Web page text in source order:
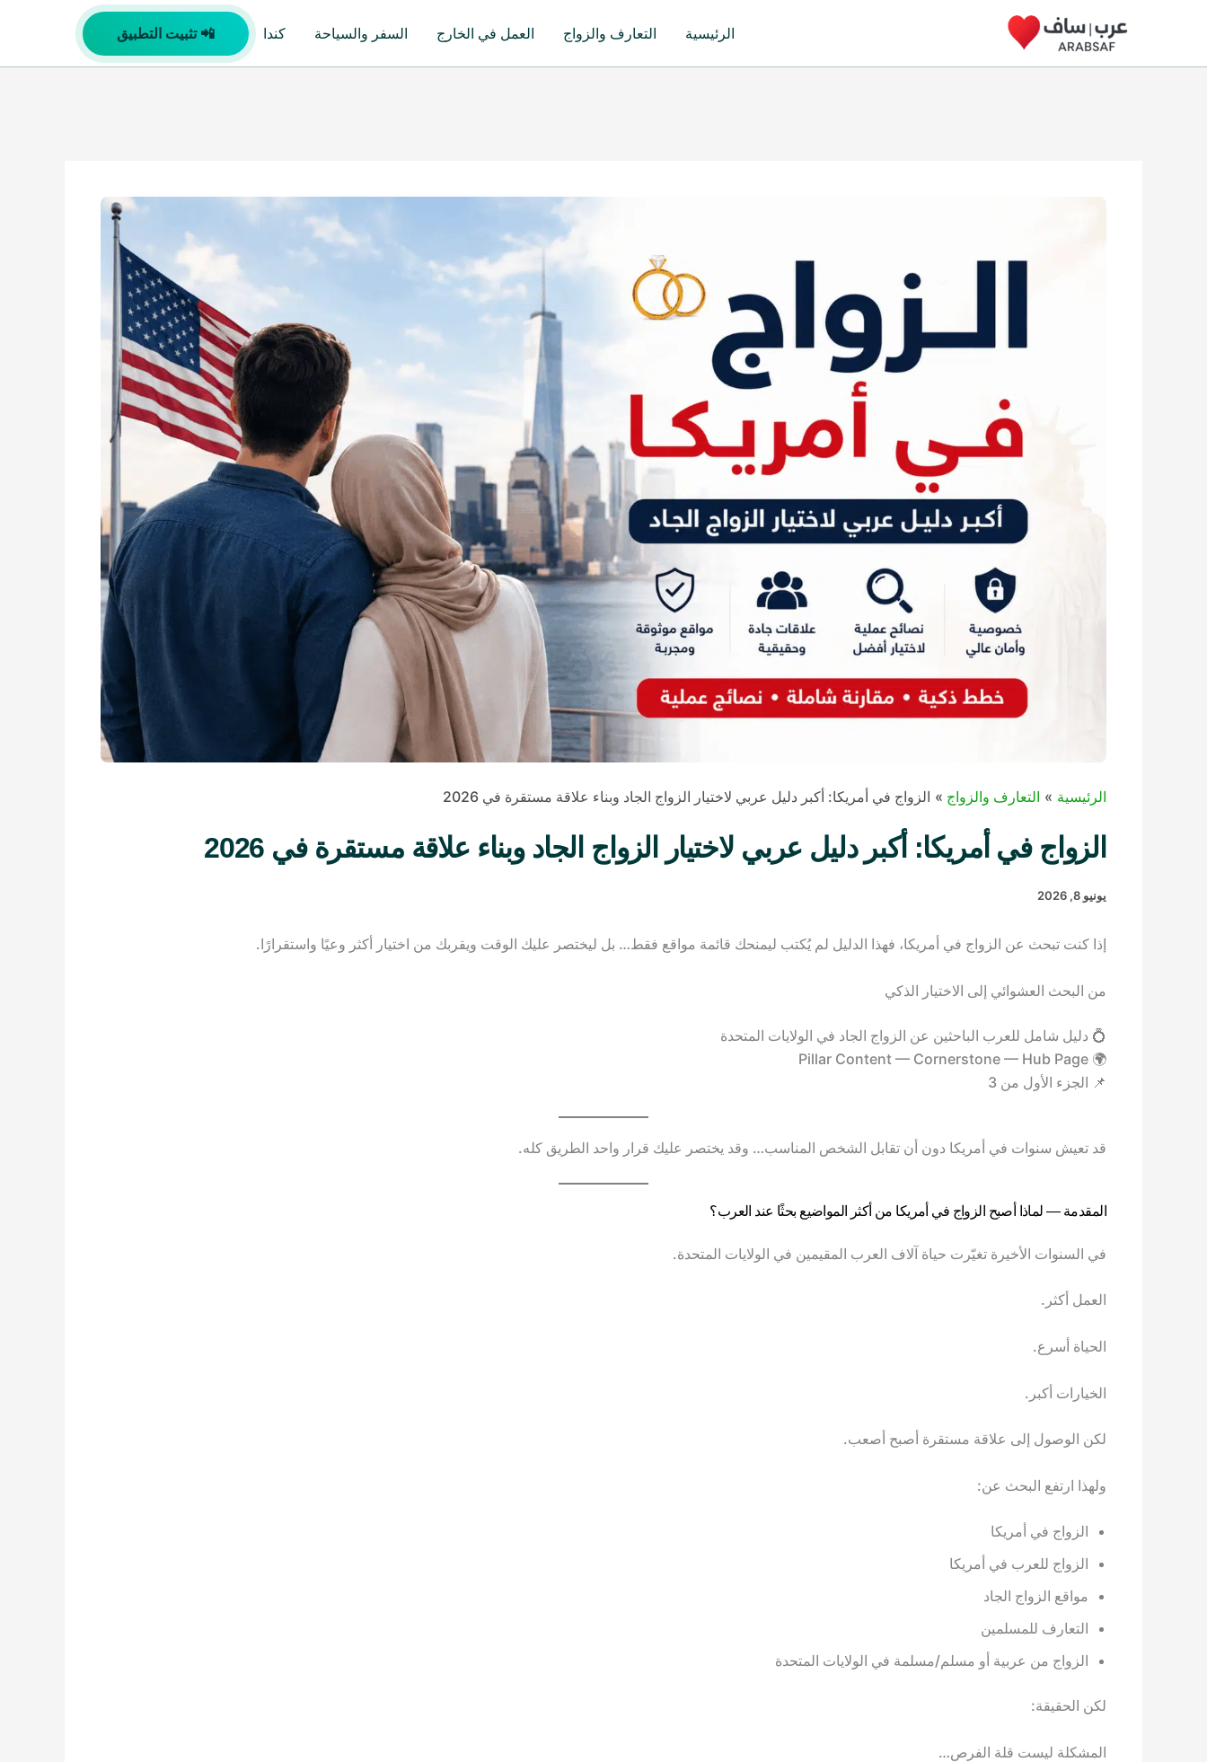
الرئيسية التعارف والزواج العمل في الخارج السفر والسياحة كندا 📲 تثبيت التطبيق
الرئيسية التعارف والزواج الزواج في أمريكا: أكبر دليل عربي لاختيار الزواج الجاد وبناء علاقة مستقرة في 2026
الزواج في أمريكا: أكبر دليل عربي لاختيار الزواج الجاد وبناء علاقة مستقرة في 2026
يونيو 8, 2026
إذا كنت تبحث عن الزواج في أمريكا، فهذا الدليل لم يُكتب ليمنحك قائمة مواقع فقط… بل ليختصر عليك الوقت ويقربك من اختيار أكثر وعيًا واستقرارًا.
من البحث العشوائي إلى الاختيار الذكي
💍 دليل شامل للعرب الباحثين عن الزواج الجاد في الولايات المتحدة
🌍 Pillar Content — Cornerstone — Hub Page
📌 الجزء الأول من 3
قد تعيش سنوات في أمريكا دون أن تقابل الشخص المناسب… وقد يختصر عليك قرار واحد الطريق كله.
المقدمة — لماذا أصبح الزواج في أمريكا من أكثر المواضيع بحثًا عند العرب؟
في السنوات الأخيرة تغيّرت حياة آلاف العرب المقيمين في الولايات المتحدة.
العمل أكثر.
الحياة أسرع.
الخيارات أكبر.
لكن الوصول إلى علاقة مستقرة أصبح أصعب.
ولهذا ارتفع البحث عن:
الزواج في أمريكا
الزواج للعرب في أمريكا
مواقع الزواج الجاد
التعارف للمسلمين
الزواج من عربية أو مسلم/مسلمة في الولايات المتحدة
لكن الحقيقة:
المشكلة ليست قلة الفرص…